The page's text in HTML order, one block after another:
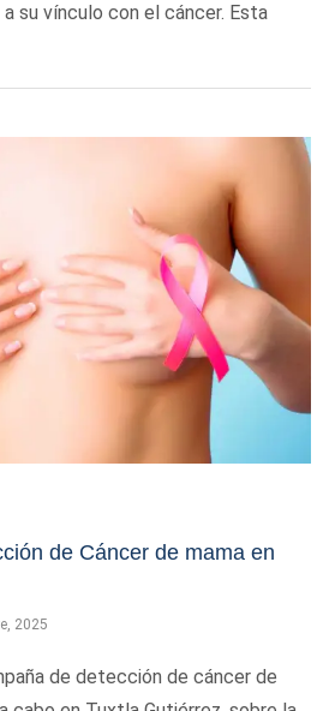
su vínculo con el cáncer. Esta
de Cáncer de mama en
2025
de detección de cáncer de